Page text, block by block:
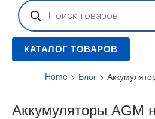
Поиск
товаров
КАТАЛОГ ТОВАРОВ
Home > Блог >
Аккумуляторы AGM